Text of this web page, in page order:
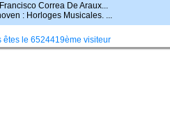
Correa De Araux...
: Horloges Musicales. ...
êtes le 6524419ème visiteur